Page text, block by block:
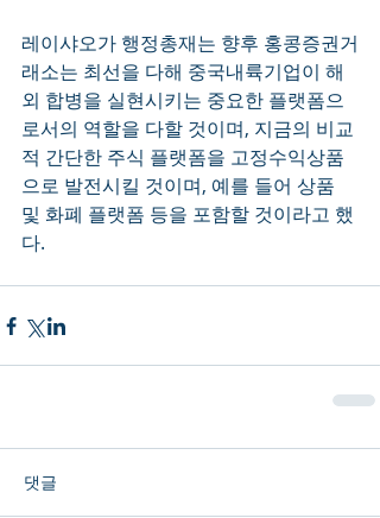
레이샤오가 행정총재는 향후 홍콩증권거
래소는 최선을 다해 중국내륙기업이 해
외 합병을 실현시키는 중요한 플랫폼으
로서의 역할을 다할 것이며, 지금의 비교
적 간단한 주식 플랫폼을 고정수익상품
으로 발전시킬 것이며, 예를 들어 상품
및 화폐 플랫폼 등을 포함할 것이라고 했
다.
댓글